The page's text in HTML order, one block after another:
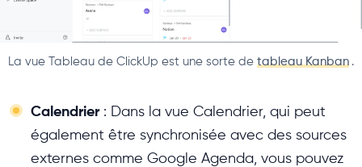
La vue Tableau de ClickUp est une sorte de tableau Kanban .
Calendrier : Dans la vue Calendrier, qui peut
également être synchronisée avec des sources
externes comme Google Agenda, vous pouvez